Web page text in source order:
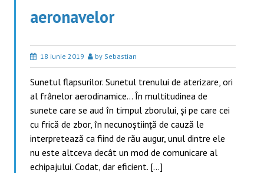
aeronavelor
18 iunie 2019 by Sebastian
Sunetul flapsurilor. Sunetul trenului de aterizare, ori
al frânelor aerodinamice… În multitudinea de
sunete care se aud în timpul zborului, și pe care cei
cu frică de zbor, în necunoștiință de cauză le
interpretează ca fiind de rău augur, unul dintre ele
nu este altceva decât un mod de comunicare al
echipajului. Codat, dar eficient. […]